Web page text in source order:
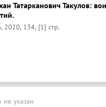
Татарканович Такулов:
2020, 134, [1] стр.
не указан